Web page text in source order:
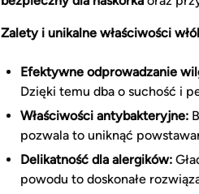
Zalety i unikalne właściwości
Efektywne odprowadzanie
Dzięki temu dba o suchość i
Właściwości antybakteryjne:
pozwala to uniknąć
Delikatność dla alergików:
powodu to doskonałe